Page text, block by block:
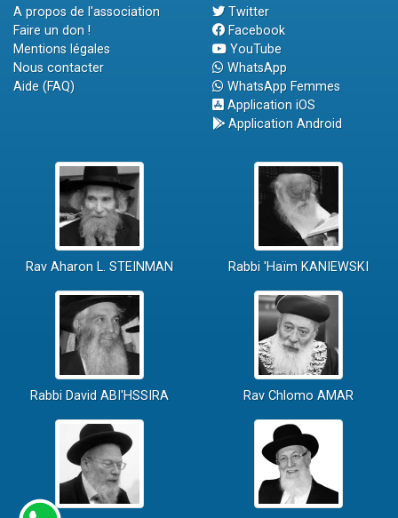
A propos de l'association
Faire un don !
Mentions légales
Nous contacter
Aide (FAQ)
Twitter
Facebook
YouTube
WhatsApp
WhatsApp Femmes
Application iOS
Application Android
Rav Aharon L. STEINMAN Rabbi 'Haïm KANIEWSKI
Rabbi David ABI'HSSIRA Rav Chlomo AMAR